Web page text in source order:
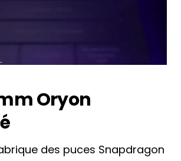
Oryon
des puces Snapdragon